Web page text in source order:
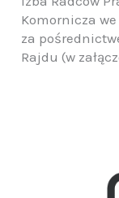
Komornicza
za
Rajdu (w